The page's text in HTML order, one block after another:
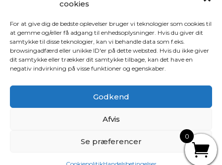
cookies
For at give dig de bedste oplevelser bruger vi teknologier som cookies til
at gemme og/eller få adgang til enhedsoplysninger. Hvis du giver dit
samtykke til disse teknologier, kan vi behandle data som f.eks.
browsingadfærd eller unikke ID'er på dette websted. Hvis du ikke giver
dit samtykke eller trækker dit samtykke tilbage, kan det have en
negativ indvirkning på visse funktioner og egenskaber.
Godkend
Afvis
Se præferencer
0